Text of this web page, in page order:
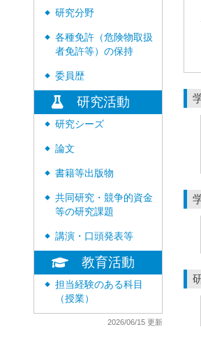
◆ 研究分野
◆
各種免許（危険物取扱
者免許等）の保持
◆ 委員歴
研究活動
◆ 研究シーズ
◆ 論文
◆ 書籍等出版物
◆
共同研究・競争的資金
等の研究課題
◆ 講演・口頭発表等
教育活動
◆
担当経験のある科目
（授業）
2026/06/15 更新